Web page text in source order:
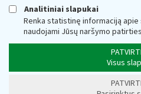
Analitiniai slapukai
Renka statistinę informaciją
naudojami Jūsų naršymo
Visus